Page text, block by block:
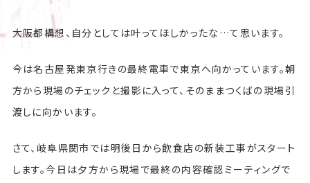
大阪都構想、自分としては叶ってほしかったな…て思います。
今は名古屋発東京行きの最終電車で東京へ向かっています。朝
方から現場のチェックと撮影に入って、そのままつくばの現場引
渡しに向かいます。
さて、岐阜県関市では明後日から飲食店の新装工事がスタート
します。今日は夕方から現場で最終の内容確認ミーティングで